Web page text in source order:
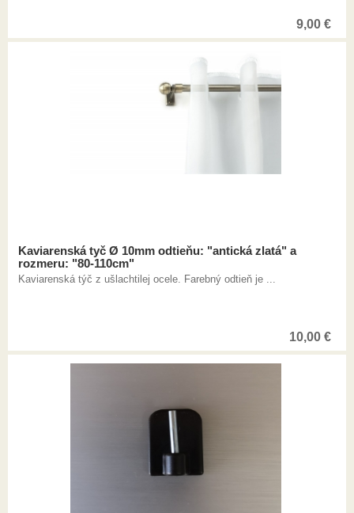
9,00 €
Kaviarenská tyč Ø 10mm odtieňu: "antická zlatá" a
rozmeru: "80-110cm"
Kaviarenská týč z ušlachtilej ocele. Farebný odtieň je ...
10,00 €